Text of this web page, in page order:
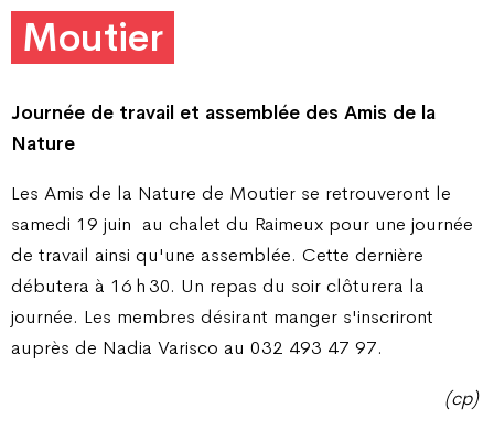
Moutier
Journée de travail et assemblée des Amis de la
Nature
Les Amis de la Nature de Moutier se retrouveront le
samedi 19 juin au chalet du Raimeux pour une journée
de travail ainsi qu'une assemblée. Cette dernière
débutera à 16 h 30. Un repas du soir clôturera la
journée. Les membres désirant manger s'inscriront
auprès de Nadia Varisco au 032 493 47 97.
(cp)